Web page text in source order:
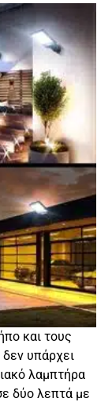
και τους
υπάρχει
λαμπτήρα
δύο λεπτά με